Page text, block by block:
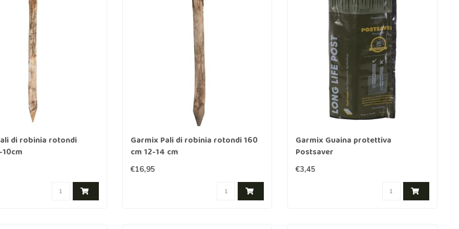
per
di robinia rotondi
Garmix Pali di robinia rotondi 160
cm 12-14 cm
€16,95
Garmix Guaina protettiva
Postsaver
€3,45